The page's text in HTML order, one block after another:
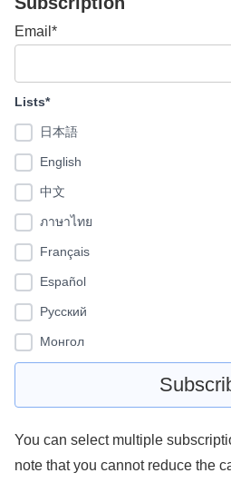
Email*
Lists*
日本語
English
中文
ภาษาไทย
Français
Español
Pусский
Монгол
You can select multiple
note that you cannot reduce the